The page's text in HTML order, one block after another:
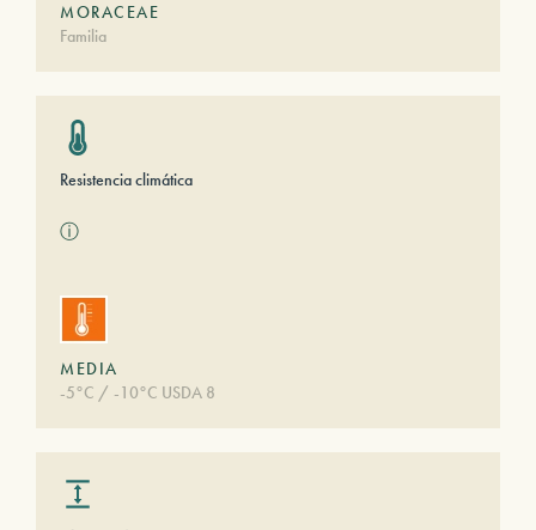
MORACEAE
Familia
Resistencia climática
ⓘ
MEDIA
-5°C / -10°C USDA 8